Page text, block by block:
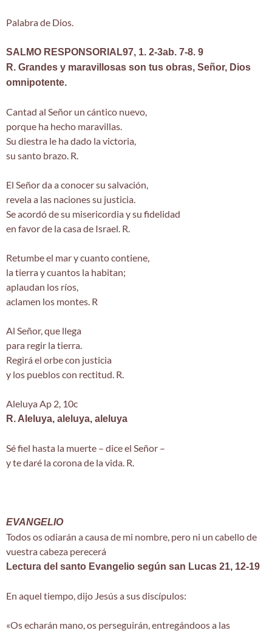
Palabra de Dios.
SALMO RESPONSORIAL97, 1. 2-3ab. 7-8. 9
R. Grandes y maravillosas son tus obras, Señor, Dios
omnipotente.
Cantad al Señor un cántico nuevo,
porque ha hecho maravillas.
Su diestra le ha dado la victoria,
su santo brazo. R.
El Señor da a conocer su salvación,
revela a las naciones su justicia.
Se acordó de su misericordia y su fidelidad
en favor de la casa de Israel. R.
Retumbe el mar y cuanto contiene,
la tierra y cuantos la habitan;
aplaudan los ríos,
aclamen los montes. R
Al Señor, que llega
para regir la tierra.
Regirá el orbe con justicia
y los pueblos con rectitud. R.
Aleluya Ap 2, 10c
R. Aleluya, aleluya, aleluya
Sé fiel hasta la muerte – dice el Señor –
y te daré la corona de la vida. R.
EVANGELIO
Todos os odiarán a causa de mi nombre, pero ni un cabello de
vuestra cabeza perecerá
Lectura del santo Evangelio según san Lucas 21, 12-19
En aquel tiempo, dijo Jesús a sus discípulos:
«Os echarán mano, os perseguirán, entregándoos a las